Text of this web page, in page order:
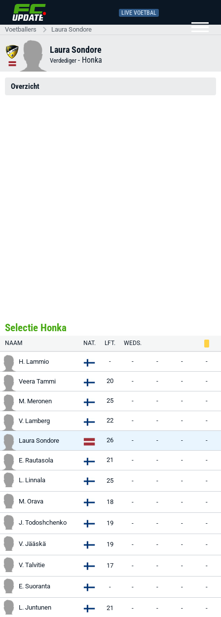
LIVE VOETBAL
Voetballers Laura Sondore
Laura Sondore
Verdediger - Honka
Overzicht
Selectie Honka
NAAM NAT. LFT. WEDS.
H. Lammio - - - - -
Veera Tammi 20 - - - -
M. Meronen 25 - - - -
V. Lamberg 22 - - - -
Laura Sondore 26 - - - -
E. Rautasola 21 - - - -
L. Linnala 25 - - - -
M. Orava 18 - - - -
J. Todoshchenko 19 - - - -
V. Jääskä 19 - - - -
V. Talvitie 17 - - - -
E. Suoranta - - - - -
L. Juntunen 21 - - - -